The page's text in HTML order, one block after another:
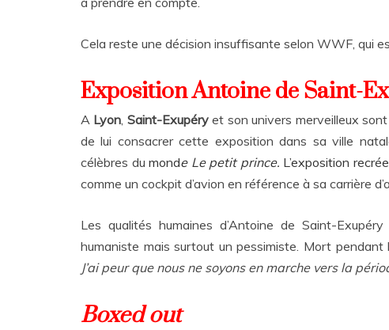
Cela reste une décision insuffisante selon WWF, qui
Exposition Antoine de Saint-
A Lyon, Saint-Exupéryet son univers merveilleux sont
de lui consacrer cette exposition dans sa ville
célèbres du monde Le petit prince. L’exposition recrée
comme un cockpit d’avion en référence à sa carrière
Les qualités humaines d’Antoine de Saint-
humaniste mais surtout un pessimiste. Mort pendant
J’ai peur que nous ne soyons en marche vers la
Boxed out